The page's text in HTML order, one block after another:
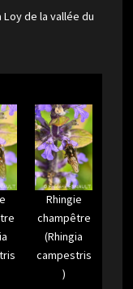
de la vallée du
Rhingie
champêtre
(Rhingia
campestris
)